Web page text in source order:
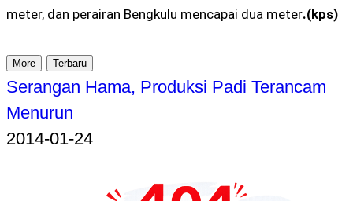
meter, dan perairan Bengkulu mencapai dua meter.(kps)
More Terbaru
Serangan Hama, Produksi Padi Terancam
Menurun
2014-01-24